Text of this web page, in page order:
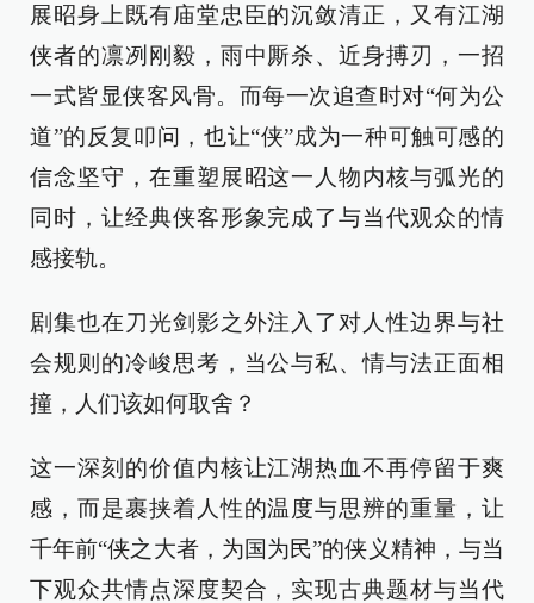
展昭身上既有庙堂忠臣的沉敛清正，又有江湖
侠者的凛冽刚毅，雨中厮杀、近身搏刃，一招
一式皆显侠客风骨。而每一次追查时对“何为公
道”的反复叩问，也让“侠”成为一种可触可感的
信念坚守，在重塑展昭这一人物内核与弧光的
同时，让经典侠客形象完成了与当代观众的情
感接轨。
剧集也在刀光剑影之外注入了对人性边界与社
会规则的冷峻思考，当公与私、情与法正面相
撞，人们该如何取舍？
这一深刻的价值内核让江湖热血不再停留于爽
感，而是裹挟着人性的温度与思辨的重量，让
千年前“侠之大者，为国为民”的侠义精神，与当
下观众共情点深度契合，实现古典题材与当代